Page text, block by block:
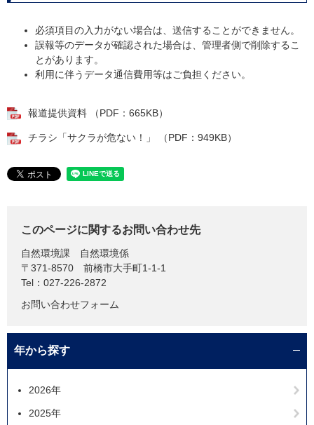
必須項目の入力がない場合は、送信することができません。
誤報等のデータが確認された場合は、管理者側で削除するこ
とがあります。
利用に伴うデータ通信費用等はご負担ください。
報道提供資料 （PDF：665KB）
チラシ「サクラが危ない！」 （PDF：949KB）
このページに関するお問い合わせ先
自然環境課
自然環境係
〒371-8570
前橋市大手町1-1-1
Tel：027-226-2872
お問い合わせフォーム
年から探す
2026年
2025年